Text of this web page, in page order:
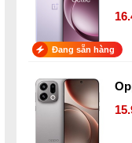
Đang sẵn hàng